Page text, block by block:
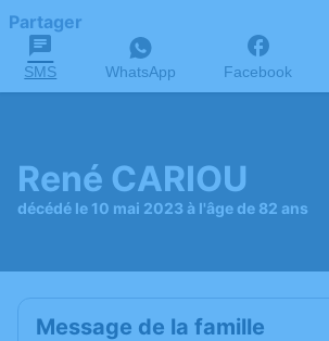
Partager
SMS WhatsApp Facebook
René CARIOU
décédé le 10 mai 2023 à l'âge de 82 ans
Message de la famille